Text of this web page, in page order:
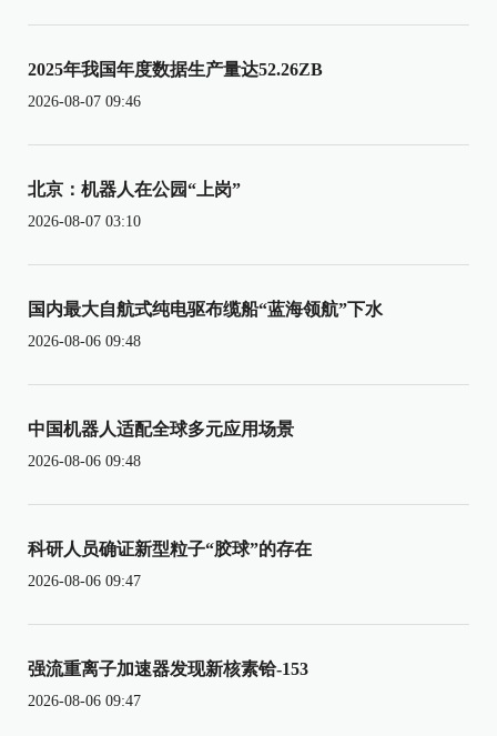
2025年我国年度数据生产量达52.26ZB
2026-08-07 09:46
北京：机器人在公园“上岗”
2026-08-07 03:10
国内最大自航式纯电驱布缆船“蓝海领航”下水
2026-08-06 09:48
中国机器人适配全球多元应用场景
2026-08-06 09:48
科研人员确证新型粒子“胶球”的存在
2026-08-06 09:47
强流重离子加速器发现新核素铪-153
2026-08-06 09:47